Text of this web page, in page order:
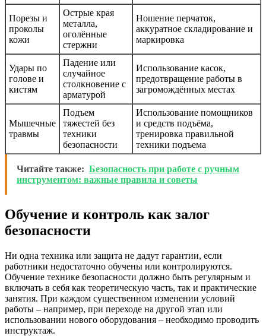
Порезы и
проколы
кожи
Острые края
металла,
оголённые
стержни
Ношение перчаток,
аккуратное складирование и
маркировка
Удары по
голове и
кистям
Падение или
случайное
столкновение с
арматурой
Использование касок,
предотвращение работы в
загромождённых местах
Мышечные
травмы
Подъем
тяжестей без
техники
безопасности
Использование помощников
и средств подъёма,
тренировка правильной
техники подъема
Читайте также: Безопасность при работе с ручным
инструментом: важные правила и советы
Обучение и контроль как залог
безопасности
Ни одна техника или защита не дадут гарантии, если
работники недостаточно обучены или контролируются.
Обучение технике безопасности должно быть регулярным и
включать в себя как теоретическую часть, так и практические
занятия. При каждом существенном изменении условий
работы – например, при переходе на другой этап или
использовании нового оборудования – необходимо проводить
инструктаж.